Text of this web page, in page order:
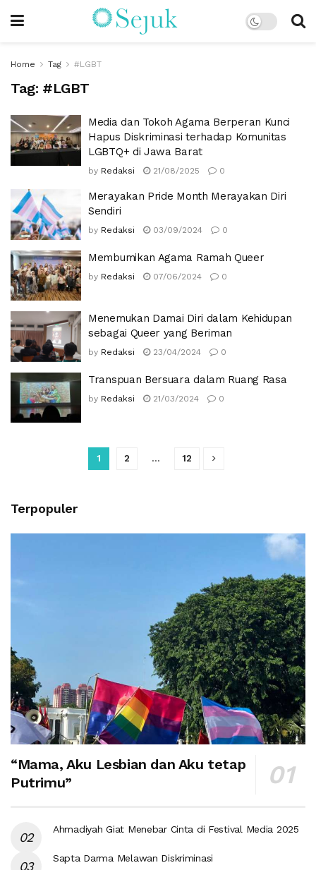
Home Tag #LGBT
Tag: #LGBT
Media dan Tokoh Agama Berperan Kunci
Hapus Diskriminasi terhadap Komunitas
LGBTQ+ di Jawa Barat
by Redaksi 21/08/2025 0
Merayakan Pride Month Merayakan Diri
Sendiri
by Redaksi 03/09/2024 0
Membumikan Agama Ramah Queer
by Redaksi 07/06/2024 0
Menemukan Damai Diri dalam Kehidupan
sebagai Queer yang Beriman
by Redaksi 23/04/2024 0
Transpuan Bersuara dalam Ruang Rasa
by Redaksi 21/03/2024 0
1 2 … 12
Terpopuler
“Mama, Aku Lesbian dan Aku tetap
Putrimu”
Ahmadiyah Giat Menebar Cinta di Festival Media 2025
Sapta Darma Melawan Diskriminasi